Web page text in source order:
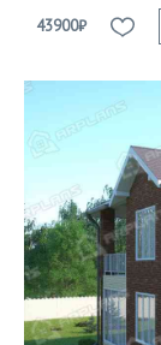
43900₽